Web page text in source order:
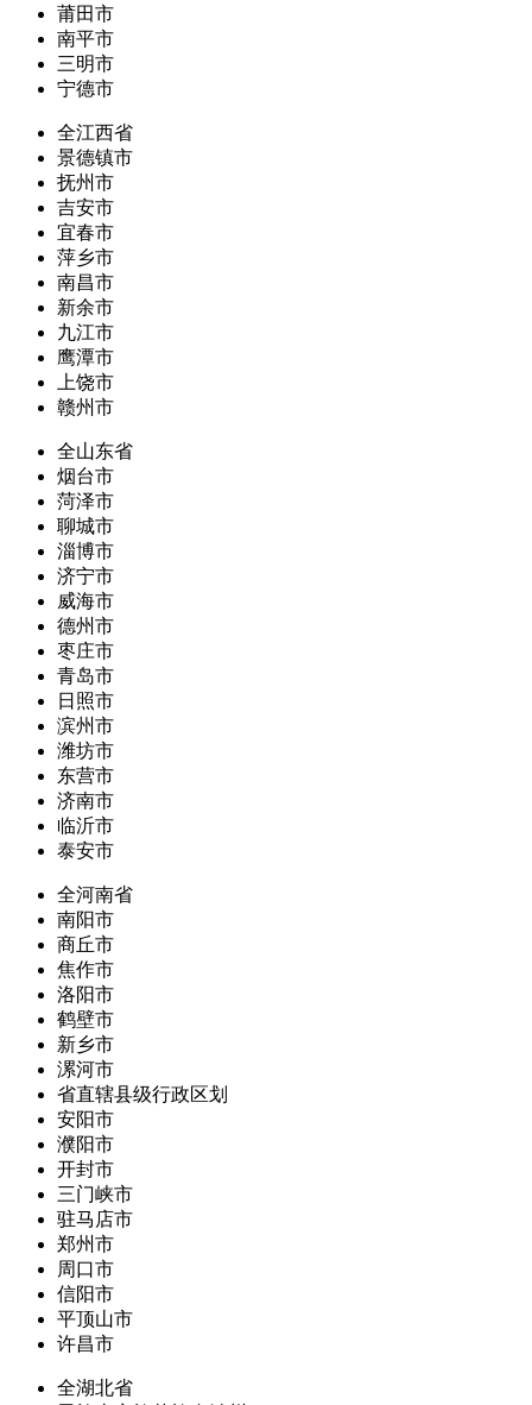
莆田市
南平市
三明市
宁德市
全江西省
景德镇市
抚州市
吉安市
宜春市
萍乡市
南昌市
新余市
九江市
鹰潭市
上饶市
赣州市
全山东省
烟台市
菏泽市
聊城市
淄博市
济宁市
威海市
德州市
枣庄市
青岛市
日照市
滨州市
潍坊市
东营市
济南市
临沂市
泰安市
全河南省
南阳市
商丘市
焦作市
洛阳市
鹤壁市
新乡市
漯河市
省直辖县级行政区划
安阳市
濮阳市
开封市
三门峡市
驻马店市
郑州市
周口市
信阳市
平顶山市
许昌市
全湖北省